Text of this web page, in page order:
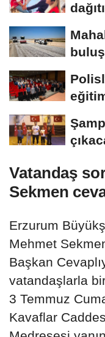
Vatandaş
Sekmen
Erzurum
Mehmet
Başkan
vatandaşlarla
3 Temmuz
Kavaflar